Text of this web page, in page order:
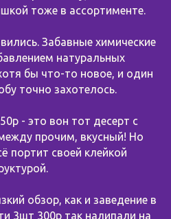
тоже в ассортименте.
Забавные химические
натуральных
бы что-то новое, и один
точно захотелось.
- это вон тот десерт с
прочим, вкусный! Но
портит своей клейкой
обзор, как и заведение в
3шт 300р так налипали на